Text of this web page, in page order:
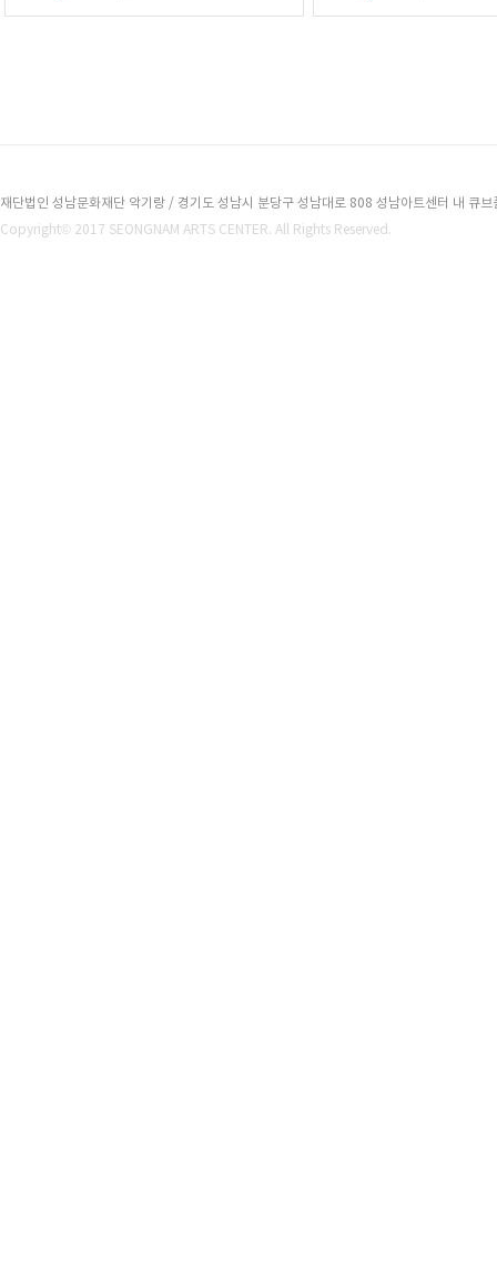
재단법인 성남문화재단 악기랑 / 경기도 성남시 분당구 성남대로 808 성남아트센터 내 큐
Copyright© 2017 SEONGNAM ARTS CENTER. All Rights Reserved.